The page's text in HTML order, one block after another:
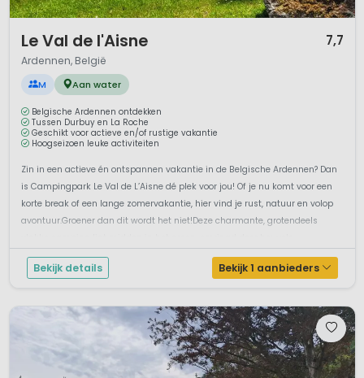
Le Val de l'Aisne 7,7
Ardennen, België
M Aan water
Belgische Ardennen ontdekken
Tussen Durbuy en La Roche
Geschikt voor actieve en/of rustige vakantie
Hoogseizoen leuke activiteiten
Zin in een actieve én ontspannen vakantie in de Belgische Ardennen? Dan
is Campingpark Le Val de L’Aisne dé plek voor jou! Of je nu komt voor een
korte break of een lange zomervakantie, hier vind je rust, natuur en volop
avontuur.Groener dan dit wordt het niet!Deze charmante, grotendeels
Bekijk details Bekijk 1 aanbieders